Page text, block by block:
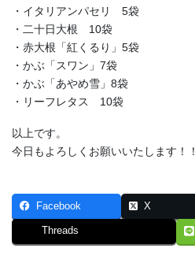
・イタリアンパセリ 5袋
・二十日大根 10袋
・赤大根「紅くるり」5袋
・かぶ「スワン」7袋
・かぶ「あやめ雪」8袋
・リーフレタス 10袋
以上です。
今日もよろしくお願いいたします！！
Facebook X
Threads